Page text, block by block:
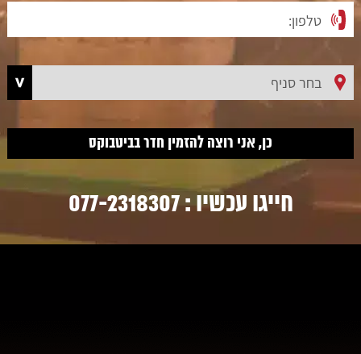
חייגו עכשיו :077-2318307